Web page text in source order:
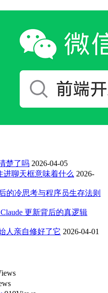
楚了吗 2026-04-05
进聊天框意味着什么 2026-
的冷思考与程序员生存法则
更新背后的真逻辑
人亲自修好了它 2026-04-01